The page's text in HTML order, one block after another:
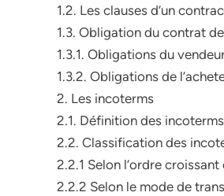
1.2. Les clauses d’un
1.3. Obligation du contrat
1.3.1. Obligations du
1.3.2. Obligations de
2. Les incoterms
2.1. Définition des incoterms
2.2. Classification des
2.2.1 Selon l’ordre
2.2.2 Selon le mode de